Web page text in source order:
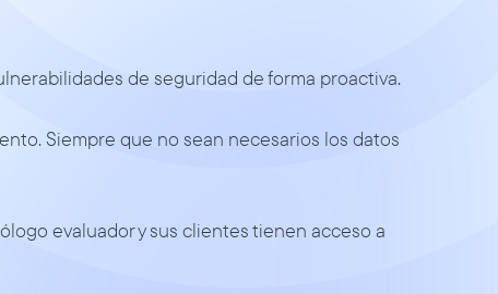
de seguridad de forma proactiva.
Siempre que no sean necesarios los datos
evaluador y sus clientes tienen acceso a